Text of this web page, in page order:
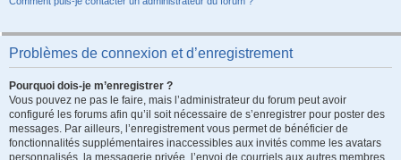
Problèmes de connexion et d’enregistrement
Pourquoi dois-je m’enregistrer ?
Vous pouvez ne pas le faire, mais l’administrateur du forum peut avoir
configuré les forums afin qu’il soit nécessaire de s’enregistrer pour poster des
messages. Par ailleurs, l’enregistrement vous permet de bénéficier de
fonctionnalités supplémentaires inaccessibles aux invités comme les avatars
personnalisés, la messagerie privée, l’envoi de courriels aux autres membres,